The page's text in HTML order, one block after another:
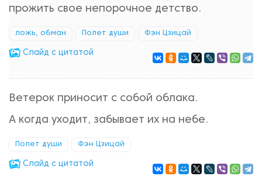
прожить свое непорочное детство.
ложь, обман Полет души Фэн Цзицай
Cлайд с цитатой
Ветерок приносит с собой облака.
А когда уходит, забывает их на небе.
Полет души Фэн Цзицай
Cлайд с цитатой